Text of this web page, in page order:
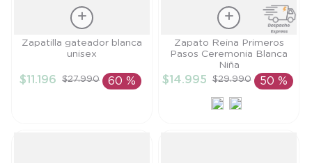
Talla
AÑADIR AL
Zapatilla gateador blanca
unisex
$11 .196 $27.990 60 %
Talla
AÑADIR AL
CARRITO
Zapato Reina Primeros
Pasos Ceremonia Blanca
Niña
$14.995 $29.990 50 %